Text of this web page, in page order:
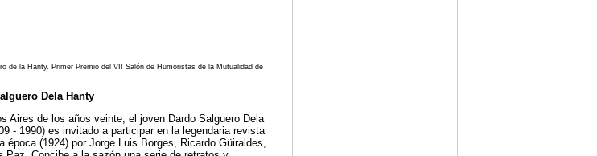
de la Hanty. Primer Premio del VII Salón de Humoristas de la Mutualidad de
Dela Hanty
Aires de los años veinte, el joven Dardo Salguero Dela
- 1990) es invitado a participar en la legendaria revista
época (1924) por Jorge Luis Borges, Ricardo Güiraldes,